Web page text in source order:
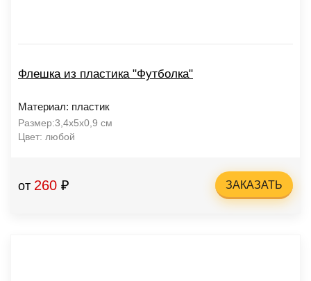
Флешка из пластика "Футболка"
Материал: пластик
Размер:3,4х5х0,9 см
Цвет: любой
от 260 ₽ ЗАКАЗАТЬ